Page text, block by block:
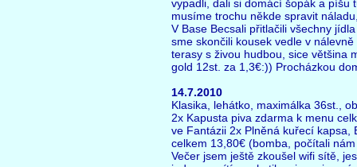
vypadli, dali si domácí šopák a píšu
musíme trochu někde spravit
V Base Becsali přitlačili všechny
sme skončili kousek vedle v
terasy s živou hudbou, sice většina
gold 12st. za 1,3€:)) Procházkou
14.7.2010
Klasika, lehátko, maximálka 36st.,
2x Kapusta piva zdarma k menu
ve Fantázii 2x Plněná kuřecí kapsa,
celkem 13,80€ (bomba, počítali
Večer jsem ještě zkoušel wifi sítě,